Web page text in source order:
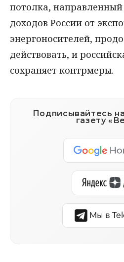
потолка,
доходов России от
энергоносителей,
действовать, и
сохраняет контрмеры.
Подписывайтесь
газету
Мы в